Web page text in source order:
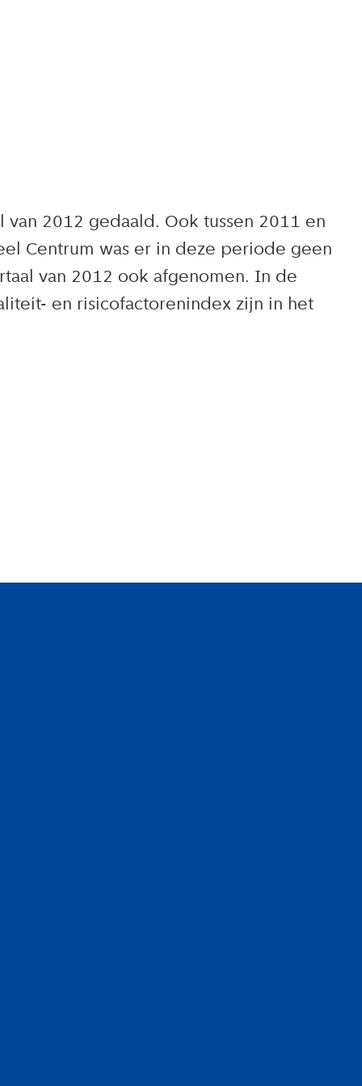
2012 gedaald. Ook tussen 2011 en
Centrum was er in deze periode geen
van 2012 ook afgenomen. In de
en risicofactorenindex zijn in het